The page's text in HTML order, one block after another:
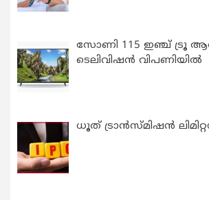
സോണി 115 ഇഞ്ച് ട്രൂ
ടെലിവിഷൻ വിപണിയിൽ
ധൂത് ട്രാൻസ്മിഷൻ